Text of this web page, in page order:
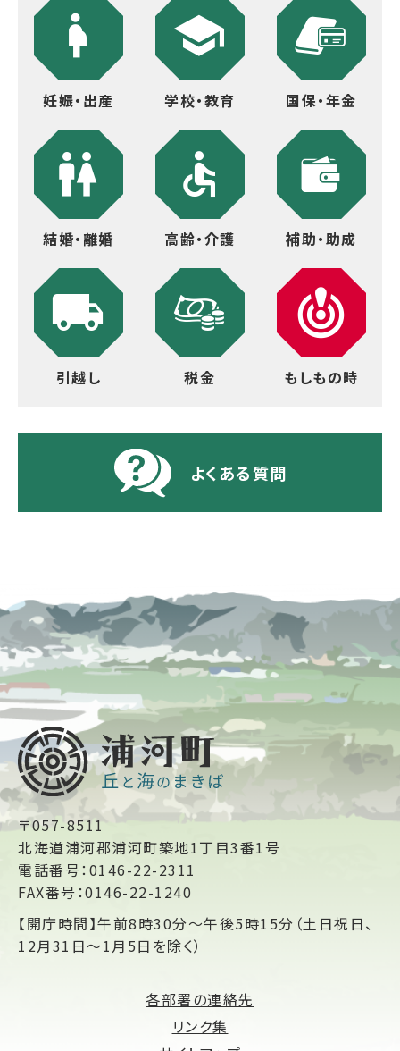
妊娠・出産 学校・教育 国保・年金
結婚・離婚 高齢・介護 補助・助成
引越し 税金 もしもの時
よくある質問
〒057-8511
北海道浦河郡浦河町築地1丁目3番1号
電話番号：0146-22-2311
FAX番号：0146-22-1240
【開庁時間】午前8時30分～午後5時15分（土日祝日、
12月31日～1月5日を除く）
各部署の連絡先
リンク集